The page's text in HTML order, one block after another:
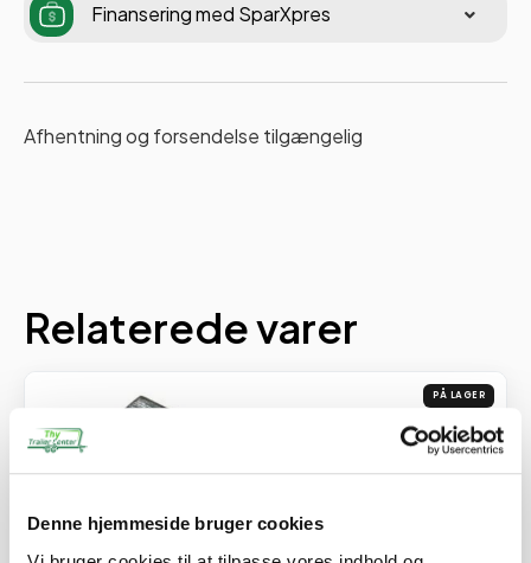
Denne hjemmeside bruger cookies
Finansering med SparXpres
Afhentning og forsendelse tilgængelig
Relaterede varer
PÅ LAGER